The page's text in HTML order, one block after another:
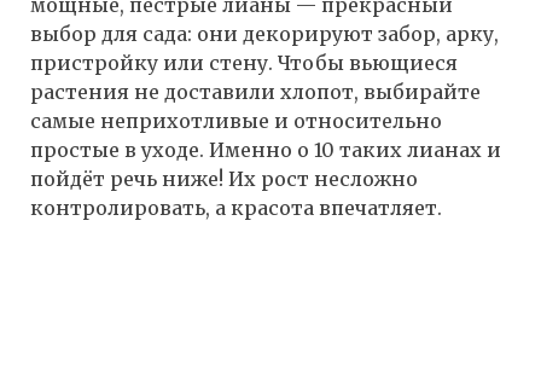
мощные, пёстрые лианы — прекрасный
выбор для сада: они декорируют забор, арку,
пристройку или стену. Чтобы вьющиеся
растения не доставили хлопот, выбирайте
самые неприхотливые и относительно
простые в уходе. Именно о 10 таких лианах и
пойдёт речь ниже! Их рост несложно
контролировать, а красота впечатляет.